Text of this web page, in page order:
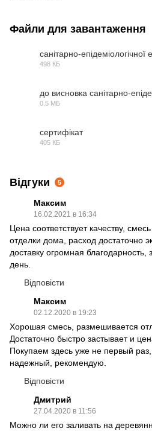
Файли для завантаження
санітарно-
498 КБ
до висновка санітарно-
0.5 МБ
сертифікат
405 КБ
Відгуки 5
Максим
16.02.2021 в 16:34
Цена соответствует качеству,
отделки дома, расход достаточно
доставку огромная
день.
Відповісти
Максим
02.12.2020 в 19:23
Хорошая смесь, размешивается
Достаточно быстро застывает и
Покупаем здесь уже не первый
надежный, рекомендую.
Відповісти
Дмитрий
27.04.2020 в 11:56
Можно ли его заливать на